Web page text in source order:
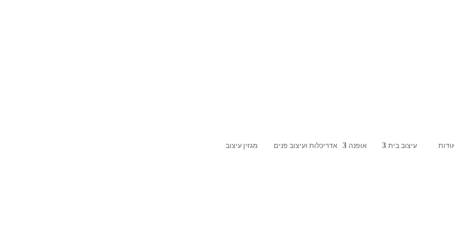
עיצוב בית אופנה אדריכלות ועיצוב פנים מגזין עיצוב